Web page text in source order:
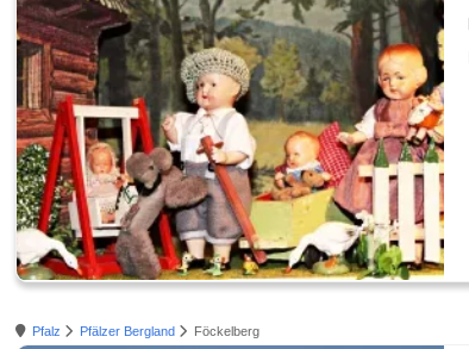
Pfalz Pfälzer Bergland Föckelberg